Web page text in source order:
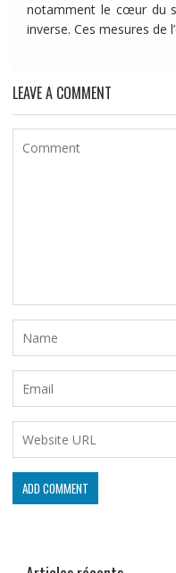
notamment le cœur du
inverse. Ces mesures de
LEAVE A COMMENT